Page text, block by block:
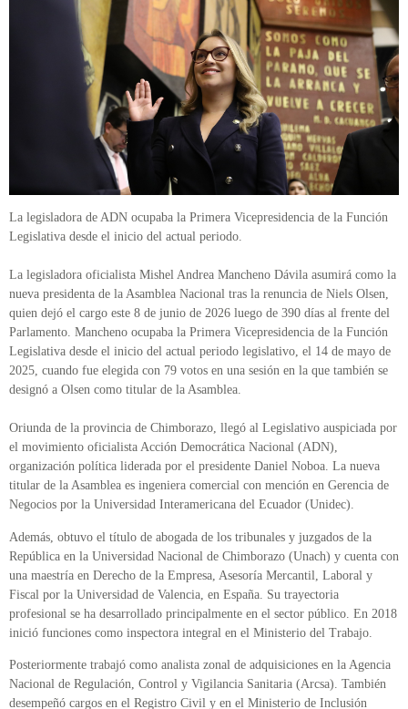
La legisladora de ADN ocupaba la Primera Vicepresidencia de la Función
Legislativa desde el inicio del actual periodo.
La legisladora oficialista Mishel Andrea Mancheno Dávila asumirá como la
nueva presidenta de la Asamblea Nacional tras la renuncia de Niels Olsen,
quien dejó el cargo este 8 de junio de 2026 luego de 390 días al frente del
Parlamento. Mancheno ocupaba la Primera Vicepresidencia de la Función
Legislativa desde el inicio del actual periodo legislativo, el 14 de mayo de
2025, cuando fue elegida con 79 votos en una sesión en la que también se
designó a Olsen como titular de la Asamblea.
Oriunda de la provincia de Chimborazo, llegó al Legislativo auspiciada por
el movimiento oficialista Acción Democrática Nacional (ADN),
organización política liderada por el presidente Daniel Noboa. La nueva
titular de la Asamblea es ingeniera comercial con mención en Gerencia de
Negocios por la Universidad Interamericana del Ecuador (Unidec).
Además, obtuvo el título de abogada de los tribunales y juzgados de la
República en la Universidad Nacional de Chimborazo (Unach) y cuenta con
una maestría en Derecho de la Empresa, Asesoría Mercantil, Laboral y
Fiscal por la Universidad de Valencia, en España. Su trayectoria
profesional se ha desarrollado principalmente en el sector público. En 2018
inició funciones como inspectora integral en el Ministerio del Trabajo.
Posteriormente trabajó como analista zonal de adquisiciones en la Agencia
Nacional de Regulación, Control y Vigilancia Sanitaria (Arcsa). También
desempeñó cargos en el Registro Civil y en el Ministerio de Inclusión